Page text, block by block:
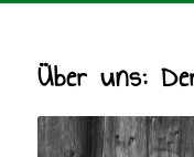
Über uns: